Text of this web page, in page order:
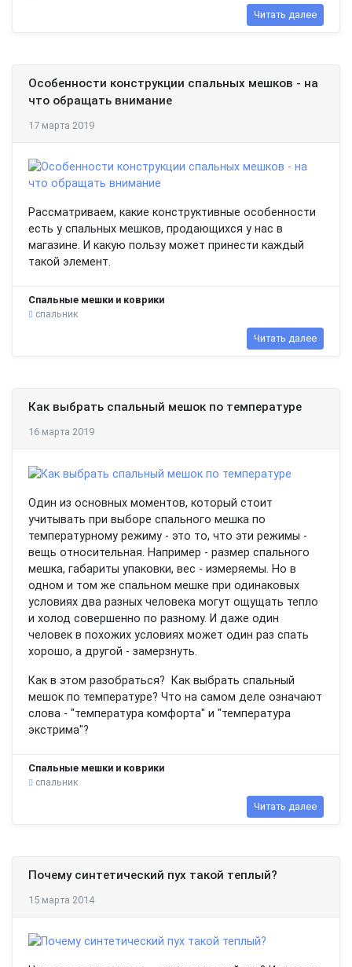
Читать далее
Особенности конструкции спальных мешков - на
что обращать внимание
17 марта 2019
Рассматриваем, какие конструктивные особенности
есть у спальных мешков, продающихся у нас в
магазине. И какую пользу может принести каждый
такой элемент.
Спальные мешки и коврики
спальник
Читать далее
Как выбрать спальный мешок по температуре
16 марта 2019
Один из основных моментов, который стоит
учитывать при выборе спального мешка по
температурному режиму - это то, что эти режимы -
вещь относительная. Например - размер спального
мешка, габариты упаковки, вес - измеряемы. Но в
одном и том же спальном мешке при одинаковых
условиях два разных человека могут ощущать тепло
и холод совершенно по разному. И даже один
человек в похожих условиях может один раз спать
хорошо, а другой - замерзнуть.
Как в этом разобраться? Как выбрать спальный
мешок по температуре? Что на самом деле означают
слова - "температура комфорта" и "температура
экстрима"?
Спальные мешки и коврики
спальник
Читать далее
Почему синтетический пух такой теплый?
15 марта 2014